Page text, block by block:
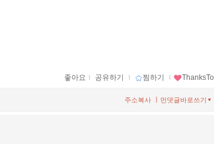
좋아요 ｌ 공유하기 ｌ 찜하기 ｌ ThanksTo
먼댓글바로쓰기
주소복사